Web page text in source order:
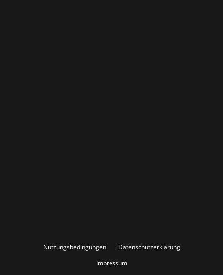
Nutzungsbedingungen
Datenschutzerklärung
Impressum